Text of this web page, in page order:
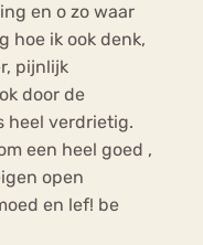
en o zo waar
hoe ik ook denk,
pijnlijk
door de
heel verdrietig.
een heel goed ,
open
en lef! be